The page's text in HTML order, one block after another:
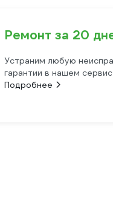
Ремонт за 20
Устраним любую
гарантии в нашем
Подробнее